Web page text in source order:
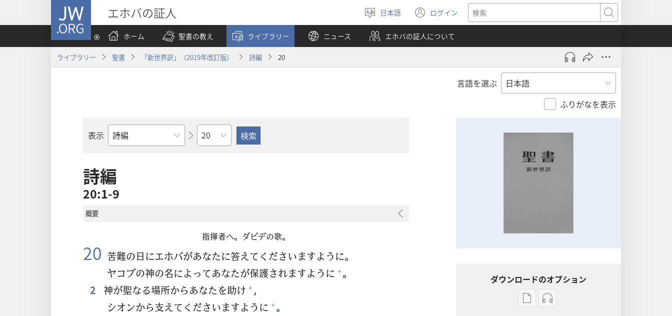
JW.ORG エホバの証人
言
語
を
選
日本語 ログイン
（新
し
い
タ
で
検
索
ホーム
聖書の教え ライブラリー ニュース エホバの証人について
ライブラリー 聖書 「新世界訳」（2019年改訂版） 詩編 20
言語を選ぶ
ふりがなを表示
表示
聖
の
書
名
章
詩編
20:1-9
概要
指揮者へ。ダビデの歌。
20 苦難の日にエホバがあなたに答えてくださいますように。
ヤコブの神の名によってあなたが保護されますように + 。
2
神が聖なる場所からあなたを助け + ，
シオンから支えてくださいますように + 。
ダウンロードのオプション
出
オー